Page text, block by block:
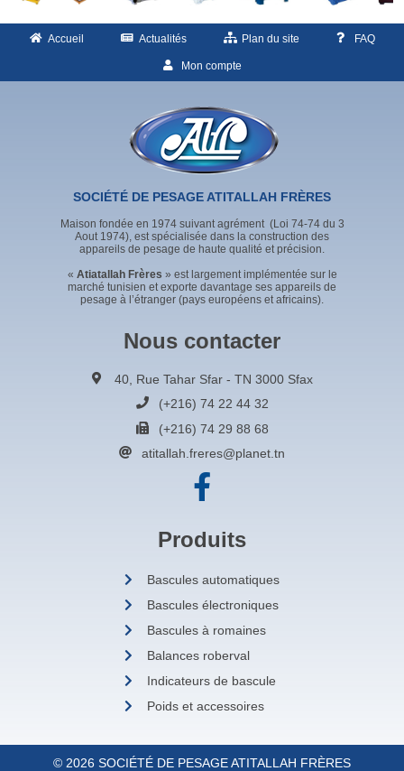
Accueil Actualités Plan du site FAQ
Mon compte
SOCIÉTÉ DE PESAGE ATITALLAH FRÈRES
Maison fondée en 1974 suivant agrément (Loi 74-74 du 3
Aout 1974), est spécialisée dans la construction des
appareils de pesage de haute qualité et précision.
« Atiatallah Frères » est largement implémentée sur le
marché tunisien et exporte davantage ses appareils de
pesage à l’étranger (pays européens et africains).
Nous contacter
40, Rue Tahar Sfar - TN 3000 Sfax
(+216) 74 22 44 32
(+216) 74 29 88 68
atitallah.freres@planet.tn
Produits
Bascules automatiques
Bascules électroniques
Bascules à romaines
Balances roberval
Indicateurs de bascule
Poids et accessoires
© 2026 SOCIÉTÉ DE PESAGE ATITALLAH FRÈRES